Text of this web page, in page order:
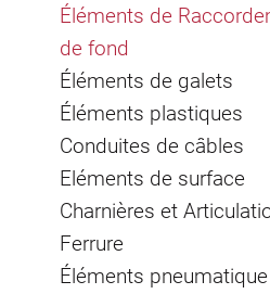
Éléments de
de fond
Éléments de galets
Éléments plastiques
Conduites de câbles
Eléments de surface
Charnières et
Ferrure
Éléments pneumatique